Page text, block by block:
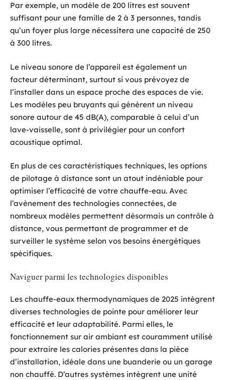
Par exemple, un modèle de 200 litres est souvent
suffisant pour une famille de 2 à 3 personnes, tandis
qu’un foyer plus large nécessitera une capacité de 250
à 300 litres.
Le niveau sonore de l’appareil est également un
facteur déterminant, surtout si vous prévoyez de
l’installer dans un espace proche des espaces de vie.
Les modèles peu bruyants qui génèrent un niveau
sonore autour de 45 dB(A), comparable à celui d’un
lave-vaisselle, sont à privilégier pour un confort
acoustique optimal.
En plus de ces caractéristiques techniques, les options
de pilotage à distance sont un atout indéniable pour
optimiser l’efficacité de votre chauffe-eau. Avec
l’avènement des technologies connectées, de
nombreux modèles permettent désormais un contrôle à
distance, vous permettant de programmer et de
surveiller le système selon vos besoins énergétiques
spécifiques.
Naviguer parmi les technologies disponibles
Les chauffe-eaux thermodynamiques de 2025 intègrent
diverses technologies de pointe pour améliorer leur
efficacité et leur adaptabilité. Parmi elles, le
fonctionnement sur air ambiant est couramment utilisé
pour extraire les calories présentes dans la pièce
d’installation, idéale dans une buanderie ou un garage
non chauffé. D’autres systèmes intègrent une unité